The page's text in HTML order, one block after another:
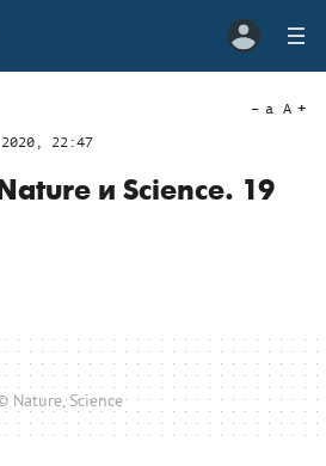
22:47
a A
и Science. 19
Nature, Science